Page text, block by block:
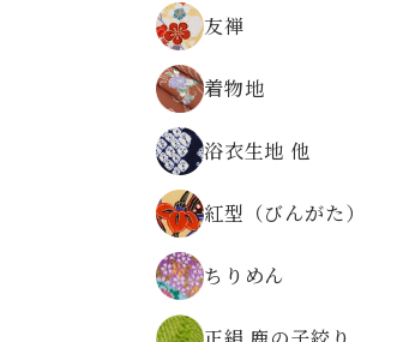
その他の文様
無金の金襴
無地系金襴
その他の文様
広幅金襴
正絹金襴
金襴の色から選ぶ
友禅
合繊友禅
正絹友禅
合繊友禅 パネル柄
友禅
着物地
浴衣生地 他
紅型（びんがた）
ちりめん
レーヨンちりめん